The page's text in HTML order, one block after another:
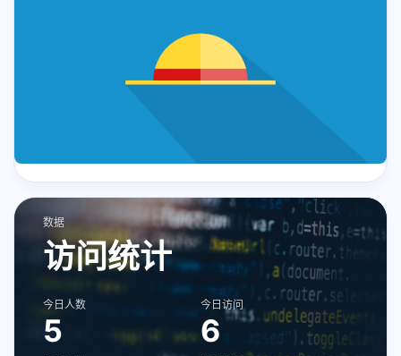
数据
访问统计
今日人数
5
今日访问
6